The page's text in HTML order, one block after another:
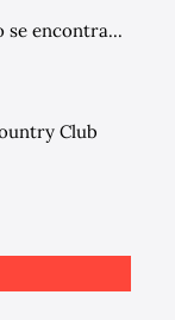
se encontra...
Club